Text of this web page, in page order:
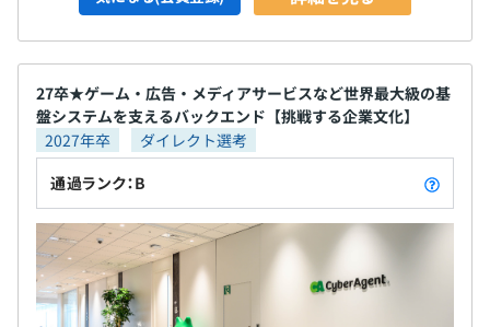
#動画 #AWS #GCP #5G
◾️セキュリティエンジニア
#情報セキュリティマネジメント #ID管理 #sso #EDR #脆
弱性診断 #ISMS #脅威分析 #CSIRT #CSPM #DevSecOps
#SCRM #脅威インテリジェンス
◾️コーポレートエンジニア
#SoE, #SAML, #OpenID Connect, #SCIM, #Google
27卒★ゲーム・広告・メディアサービスなど世界最大級の基
盤システムを支えるバックエンド【挑戦する企業文化】
2027年卒
ダイレクト選考
通過ランク：B